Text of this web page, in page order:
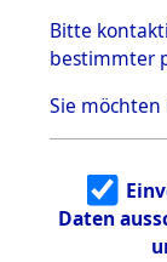
5.3.1
zu
en
5.3.2
g
5.3.3
Bitte
bestimmter
Sie
Daten